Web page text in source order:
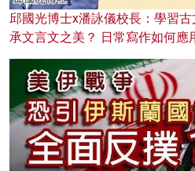
邱國光博士x潘詠儀校長：學習
承文言文之美？ 日常寫作如何應